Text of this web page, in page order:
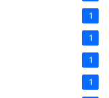
1
1
1
1